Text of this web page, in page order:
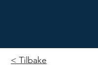
< Tilbake